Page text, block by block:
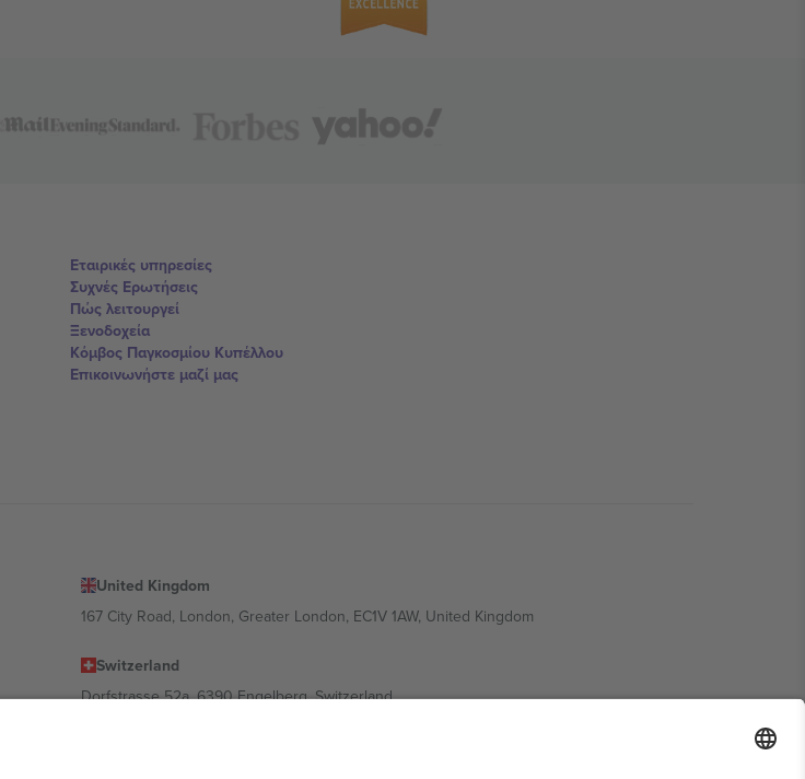
Εταιρικές υπηρεσίες
Συχνές Ερωτήσεις
Πώς λειτουργεί
Ξενοδοχεία
Κόμβος Παγκοσμίου Κυπέλλου
Επικοινωνήστε μαζί μας
United Kingdom
167 City Road, London, Greater London, EC1V 1AW, United Kingdom
Switzerland
Dorfstrasse 52a, 6390 Engelberg, Switzerland